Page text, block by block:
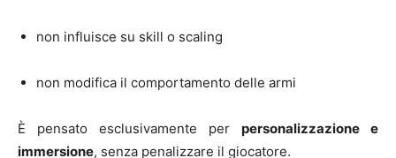
non influisce su skill o scaling
non modifica il comportamento delle armi
È pensato esclusivamente per personalizzazione e
immersione, senza penalizzare il giocatore.